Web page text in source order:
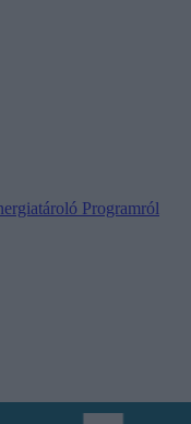
Programról